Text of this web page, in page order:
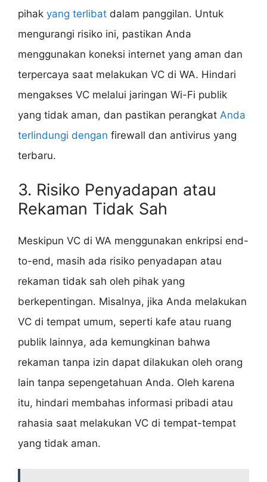
pihak yang terlibat dalam panggilan. Untuk
mengurangi risiko ini, pastikan Anda
menggunakan koneksi internet yang aman dan
terpercaya saat melakukan VC di WA. Hindari
mengakses VC melalui jaringan Wi-Fi publik
yang tidak aman, dan pastikan perangkat Anda
terlindungi dengan firewall dan antivirus yang
terbaru.
3. Risiko Penyadapan atau
Rekaman Tidak Sah
Meskipun VC di WA menggunakan enkripsi end-
to-end, masih ada risiko penyadapan atau
rekaman tidak sah oleh pihak yang
berkepentingan. Misalnya, jika Anda melakukan
VC di tempat umum, seperti kafe atau ruang
publik lainnya, ada kemungkinan bahwa
rekaman tanpa izin dapat dilakukan oleh orang
lain tanpa sepengetahuan Anda. Oleh karena
itu, hindari membahas informasi pribadi atau
rahasia saat melakukan VC di tempat-tempat
yang tidak aman.